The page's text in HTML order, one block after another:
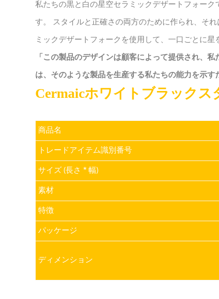
私たちの黒と白の星空セラミックデザートフォー
す。 スタイルと正確さの両方のために作られ、そ
ミックデザートフォークを使用して、一口ごとに星
「この製品のデザインは顧客によって提供され、
は、そのような製品を生産する私たちの能力を示す
Cermaicホワイトブラックス
商品名
トレードアイテム識別番号
サイズ (長さ * 幅)
素材
特徴
パッケージ
ディメンション